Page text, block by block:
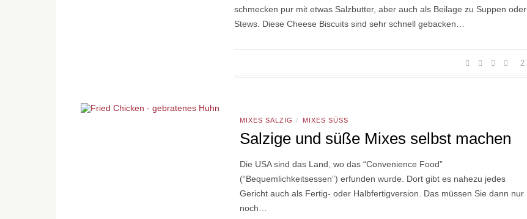
schmecken pur mit etwas Salzbutter, aber auch als Beilage zu Suppen oder
Stews. Diese Cheese Biscuits sind sehr schnell gebacken…
2
MIXES SALZIG / MIXES SÜSS
Salzige und süße Mixes selbst machen
Die USA sind das Land, wo das “Convenience Food”
(“Bequemlichkeitsessen”) erfunden wurde. Dort gibt es nahezu jedes
Gericht auch als Fertig- oder Halbfertigversion. Das müssen Sie dann nur
noch…